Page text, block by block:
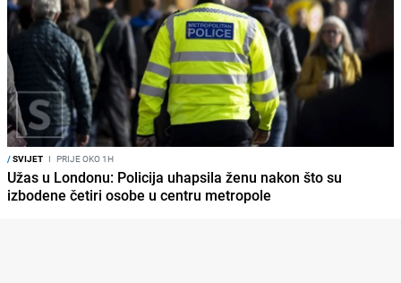
/SVIJET I PRIJE OKO 1H
Užas u Londonu: Policija uhapsila ženu nakon što su
izbodene četiri osobe u centru metropole